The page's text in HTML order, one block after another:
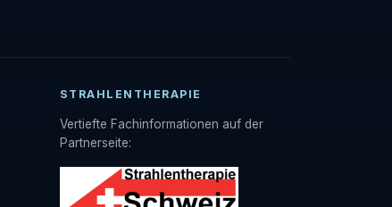
STRAHLENTHERAPIE
Vertiefte Fachinformationen auf der
Partnerseite: